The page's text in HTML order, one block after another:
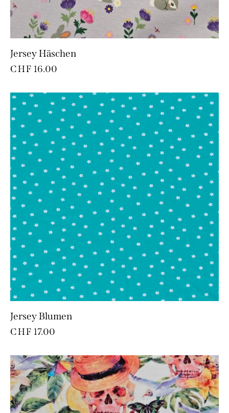
Jersey Häschen
CHF 16.00
Jersey Blumen
CHF 17.00